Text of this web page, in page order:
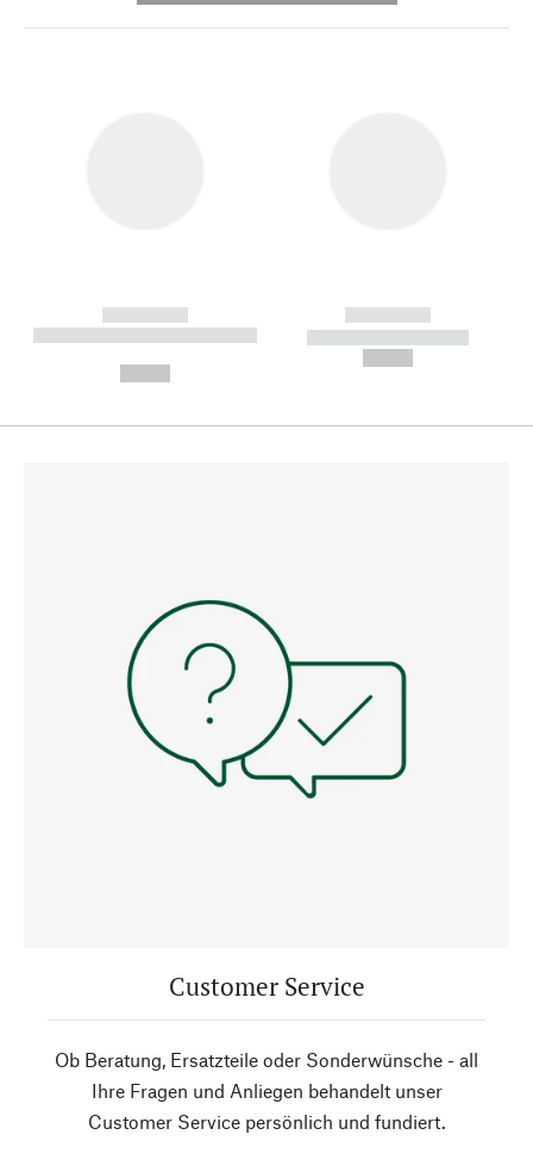
------------
----------- ----------- --------
------------
----------- -----------
Customer Service
Ob Beratung, Ersatzteile oder Sonderwünsche - all
Ihre Fragen und Anliegen behandelt unser
Customer Service persönlich und fundiert.